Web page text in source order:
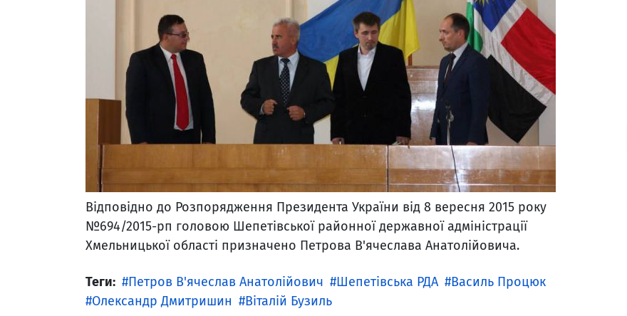
Відповідно до Розпорядження Президента України від 8 вересня 2015 року
№694/2015-рп головою Шепетівської районної державної адміністрації
Хмельницької області призначено Петрова В'ячеслава Анатолійовича.
Теги: Петров В'ячеслав Анатолійович Шепетівська РДА
Василь Процюк
Олександр Дмитришин
Віталій Бузиль